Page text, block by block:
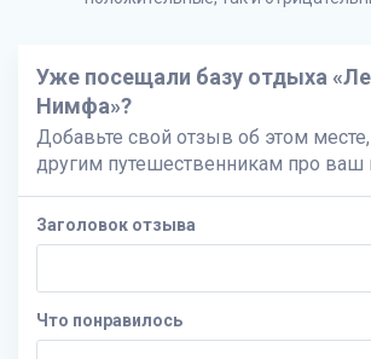
Уже посещали базу отдыха
Нимфа»?
Добавьте свой отзыв об этом
другим путешественникам про ваш
Заголовок отзыва
Что понравилось